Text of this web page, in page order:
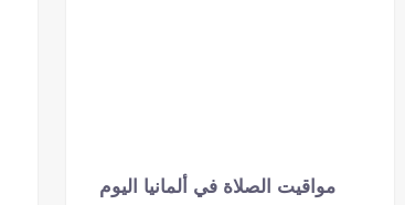
مواقيت الصلاة في ألمانيا اليوم